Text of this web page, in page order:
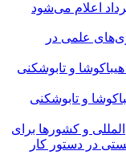
علمی در
و تابوشکنی